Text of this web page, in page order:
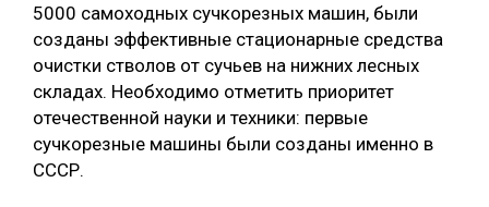
5000 самоходных сучкорезных машин, были
созданы эффективные стационарные средства
очистки стволов от сучьев на нижних лесных
складах. Необходимо отметить приоритет
отечественной науки и техники: первые
сучкорезные машины были созданы именно в
СССР.